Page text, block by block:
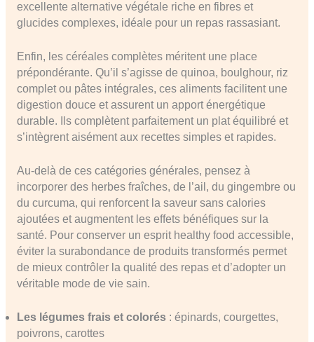
excellente alternative végétale riche en fibres et
glucides complexes, idéale pour un repas rassasiant.
Enfin, les céréales complètes méritent une place
prépondérante. Qu’il s’agisse de quinoa, boulghour, riz
complet ou pâtes intégrales, ces aliments facilitent une
digestion douce et assurent un apport énergétique
durable. Ils complètent parfaitement un plat équilibré et
s’intègrent aisément aux recettes simples et rapides.
Au-delà de ces catégories générales, pensez à
incorporer des herbes fraîches, de l’ail, du gingembre ou
du curcuma, qui renforcent la saveur sans calories
ajoutées et augmentent les effets bénéfiques sur la
santé. Pour conserver un esprit healthy food accessible,
éviter la surabondance de produits transformés permet
de mieux contrôler la qualité des repas et d’adopter un
véritable mode de vie sain.
Les légumes frais et colorés: épinards, courgettes,
poivrons, carottes